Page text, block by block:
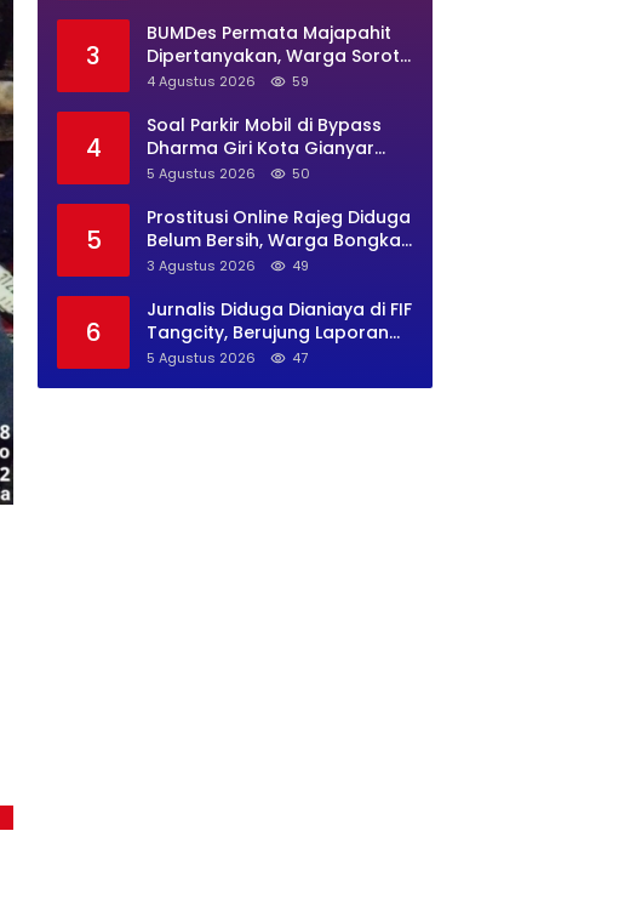
3
BUMDes Permata Majapahit
Dipertanyakan, Warga Soroti
Dugaan Pengelolaan Tak
4 Agustus 2026 59
4
Soal Parkir Mobil di Bypass
Dharma Giri Kota Gianyar
Jadi Sorotan, Pengawasan
5 Agustus 2026 50
5
Prostitusi Online Rajeg Diduga
Belum Bersih, Warga Bongkar
Lokasi Baru Open BO Usai
3 Agustus 2026 49
6
Jurnalis Diduga Dianiaya di FIF
Tangcity, Berujung Laporan
Polisi dan Sorotan Kebebasan
5 Agustus 2026 47